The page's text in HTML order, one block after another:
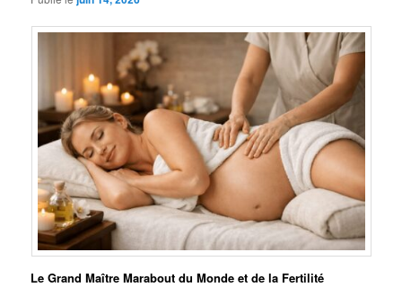
Le Grand Maître Marabout du Monde et de la Fertilité